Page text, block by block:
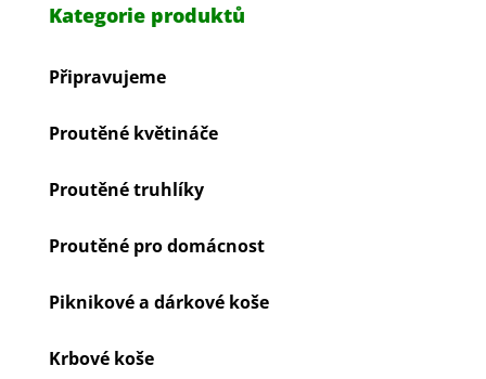
Kategorie produktů
Připravujeme
Proutěné květináče
Proutěné truhlíky
Proutěné pro domácnost
Piknikové a dárkové koše
Krbové koše